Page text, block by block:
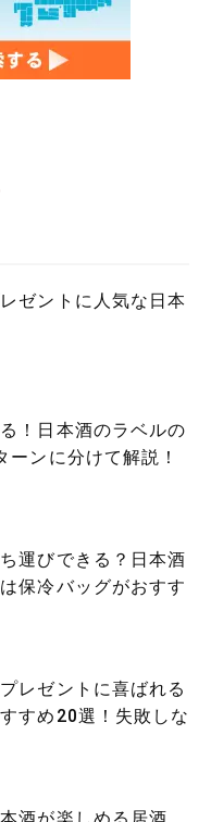
ゼントに人気な日本
！日本酒のラベルの
ーンに分けて解説！
運びできる？日本酒
保冷バッグがおすす
レゼントに喜ばれる
すめ20選！失敗しな